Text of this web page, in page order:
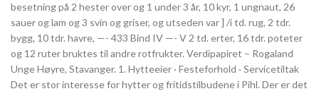
besetning på 2 hester over og 1 under 3 år, 10 kyr, 1 ungnaut, 26
sauer og lam og 3 svin og griser, og utseden var ] /i td. rug, 2 tdr.
bygg, 10 tdr. havre, —- 433 Bind IV —- V 2 td. erter, 16 tdr. poteter
og 12 ruter bruktes til andre rotfrukter. Verdipapiret – Rogaland
Unge Høyre, Stavanger. 1. Hytteeier · Festeforhold · Servicetiltak
Det er stor interesse for hytter og fritidstilbudene i Pihl. Der er det